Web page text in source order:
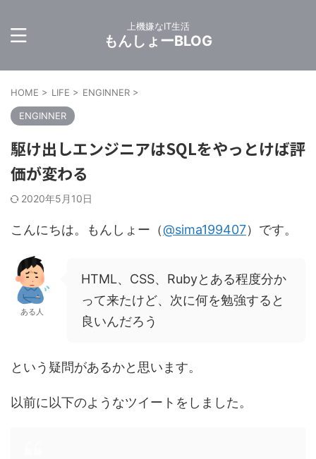
上機嫌なIT生活
もんしょーBLOG
HOME > LIFE > ENGINNER >
ENGINNER
駆け出しエンジニアはSQLをやっとけば評
価が変わる
2020年5月10日
こんにちは。もんしょー（@sima199407）です。
ある人
HTML、CSS、Rubyとある程度分か
って来たけど、次に何を勉強すると
良いんだろう
という疑問があるかと思います。
以前に以下のようなツイートをしました。